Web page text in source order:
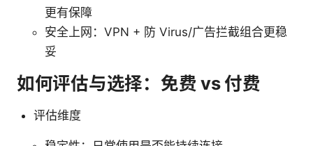
更有保障
安全上网：VPN + 防 Virus/广告拦截组合更稳
妥
如何评估与选择：免费 vs 付费
评估维度